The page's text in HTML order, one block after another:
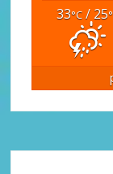
33°C/ 25